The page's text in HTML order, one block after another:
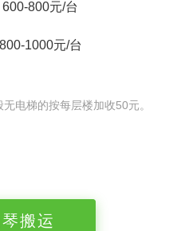
800元/台
1000元/台
电梯的按每层楼加收50元。
搬运